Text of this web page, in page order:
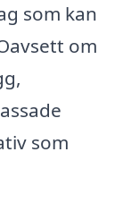
som kan
om
som